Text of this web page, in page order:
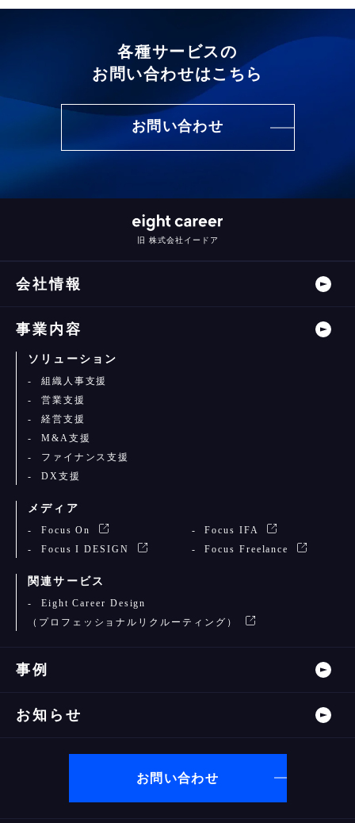
各種サービスの
お問い合わせはこちら
お問い合わせ
旧 株式会社イードア
会社情報
事業内容
ソリューション
組織人事支援
営業支援
経営支援
M&A支援
ファイナンス支援
DX支援
メディア
Focus On
Focus IFA
Focus I DESIGN
Focus Freelance
関連サービス
Eight Career Design
（プロフェッショナルリクルーティング）
事例
お知らせ
お問い合わせ